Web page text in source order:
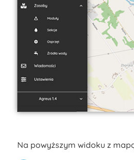
Na powyższym widoku z